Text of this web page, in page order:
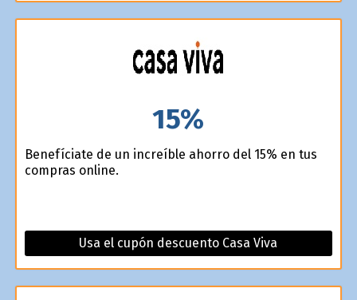
15%
Benefíciate de un increíble ahorro del 15% en tus
compras online.
Usa el cupón descuento Casa Viva